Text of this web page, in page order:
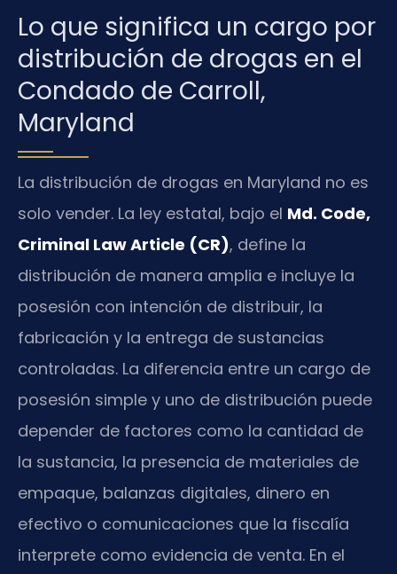
Lo que significa un cargo por
distribución de drogas en el
Condado de Carroll,
Maryland
La distribución de drogas en Maryland no es
solo vender. La ley estatal, bajo el Md. Code,
Criminal Law Article (CR), define la
distribución de manera amplia e incluye la
posesión con intención de distribuir, la
fabricación y la entrega de sustancias
controladas. La diferencia entre un cargo de
posesión simple y uno de distribución puede
depender de factores como la cantidad de
la sustancia, la presencia de materiales de
empaque, balanzas digitales, dinero en
efectivo o comunicaciones que la fiscalía
interprete como evidencia de venta. En el